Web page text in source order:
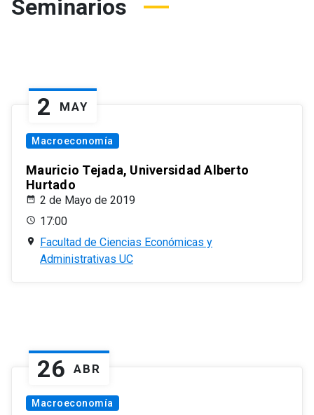
Seminarios
2 MAY
Macroeconomía
Mauricio Tejada, Universidad Alberto
Hurtado
2 de Mayo de 2019
17:00
Facultad de Ciencias Económicas y
Administrativas UC
26 ABR
Macroeconomía